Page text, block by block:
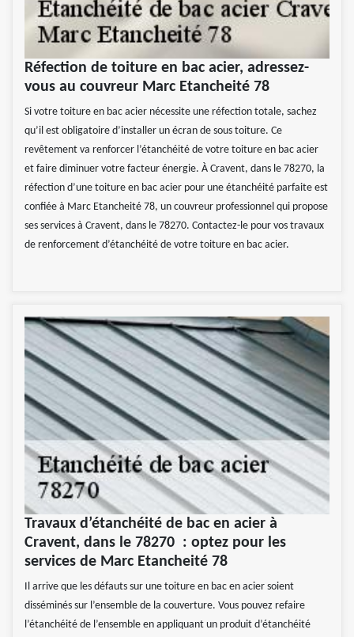
Réfection de toiture en bac acier, adressez-
vous au couvreur Marc Etancheité 78
Si votre toiture en bac acier nécessite une réfection totale, sachez
qu’il est obligatoire d’installer un écran de sous toiture. Ce
revêtement va renforcer l’étanchéité de votre toiture en bac acier
et faire diminuer votre facteur énergie. À Cravent, dans le 78270, la
réfection d’une toiture en bac acier pour une étanchéité parfaite est
confiée à Marc Etancheité 78, un couvreur professionnel qui propose
ses services à Cravent, dans le 78270. Contactez-le pour vos travaux
de renforcement d’étanchéité de votre toiture en bac acier.
Travaux d’étanchéité de bac en acier à
Cravent, dans le 78270 : optez pour les
services de Marc Etancheité 78
Il arrive que les défauts sur une toiture en bac en acier soient
disséminés sur l’ensemble de la couverture. Vous pouvez refaire
l’étanchéité de l’ensemble en appliquant un produit d’étanchéité